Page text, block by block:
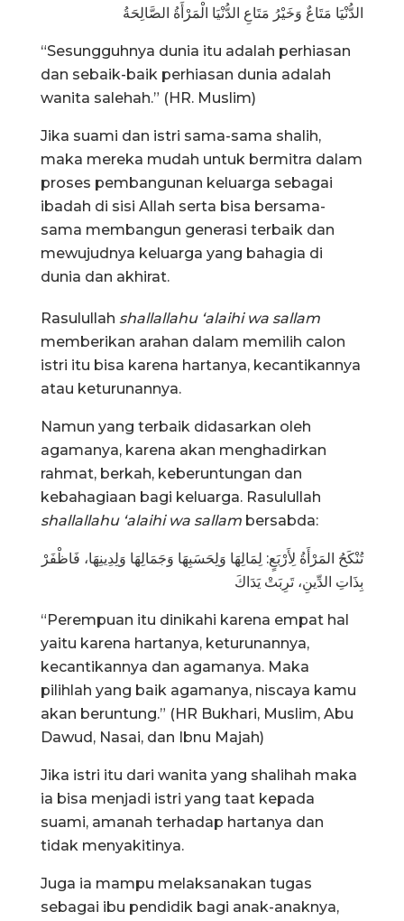
الدُّنْيَا مَتَاعٌ وَخَيْرُ مَتَاعِ الدُّنْيَا الْمَرْأَةُ الصَّالِحَةُ
“Sesungguhnya dunia itu adalah perhiasan
dan sebaik-baik perhiasan dunia adalah
wanita salehah.” (HR. Muslim)
Jika suami dan istri sama-sama shalih,
maka mereka mudah untuk bermitra dalam
proses pembangunan keluarga sebagai
ibadah di sisi Allah serta bisa bersama-
sama membangun generasi terbaik dan
mewujudnya keluarga yang bahagia di
dunia dan akhirat.
Rasulullah shallallahu ‘alaihi wa sallam
memberikan arahan dalam memilih calon
istri itu bisa karena hartanya, kecantikannya
atau keturunannya.
Namun yang terbaik didasarkan oleh
agamanya, karena akan menghadirkan
rahmat, berkah, keberuntungan dan
kebahagiaan bagi keluarga. Rasulullah
shallallahu ‘alaihi wa sallam bersabda:
تُنْكَحُ ‌المَرْأَةُ لِأَرْبَعٍ: لِمَالِهَا وَلِحَسَبِهَا وَجَمَالِهَا وَلِدِينِهَا، فَاظْفَرْ
بِذَاتِ الدِّينِ، تَرِبَتْ يَدَاكَ
“Perempuan itu dinikahi karena empat hal
yaitu karena hartanya, keturunannya,
kecantikannya dan agamanya. Maka
pilihlah yang baik agamanya, niscaya kamu
akan beruntung.” (HR Bukhari, Muslim, Abu
Dawud, Nasai, dan Ibnu Majah)
Jika istri itu dari wanita yang shalihah maka
ia bisa menjadi istri yang taat kepada
suami, amanah terhadap hartanya dan
tidak menyakitinya.
Juga ia mampu melaksanakan tugas
sebagai ibu pendidik bagi anak-anaknya,